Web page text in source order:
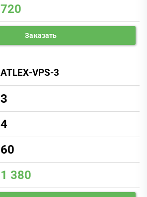
720
Заказать
ATLEX-VPS-3
3
4
60
1 380